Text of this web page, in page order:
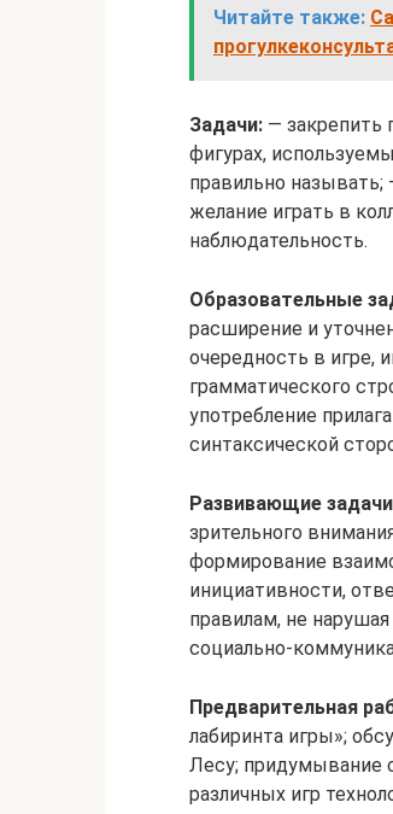
Читайте также:
Задачи: — закрепить
фигурах,
правильно
желание играть в
наблюдательность.
Образовательные
расширение и
очередность в игре,
грамматического
употребление
синтаксической
Развивающие
зрительного
формирование
инициативности,
правилам, не
социально-
Предварительная
лабиринта игры»;
Лесу; придумывание
различных игр